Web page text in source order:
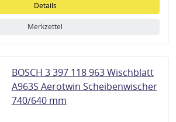
Details
Merkzettel
BOSCH 3 397 118 963 Wischblatt
A963S Aerotwin Scheibenwischer
740/640 mm